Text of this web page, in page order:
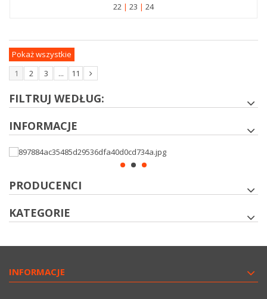
22
23 24
Pokaż wszystkie
1
2 3 ... 11
FILTRUJ WEDŁUG:
INFORMACJE
PRODUCENCI
KATEGORIE
INFORMACJE